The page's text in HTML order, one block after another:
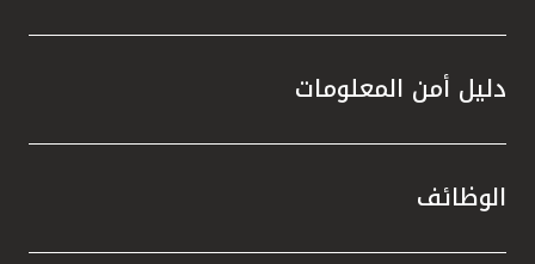
دليل أمن المعلومات
الوظائف